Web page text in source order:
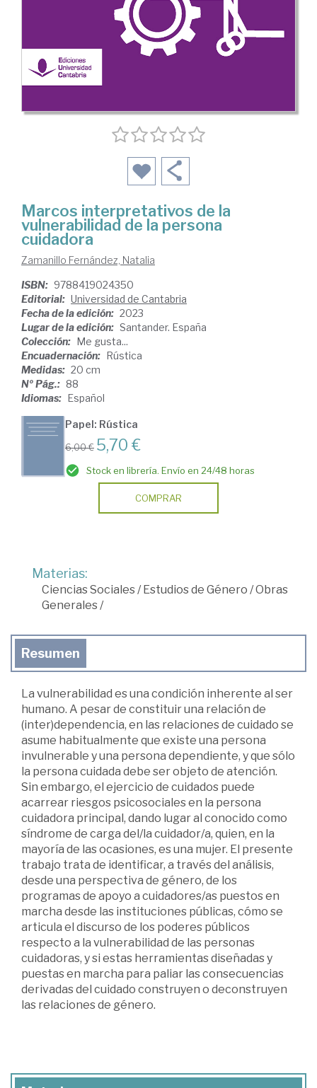
Marcos interpretativos de la
vulnerabilidad de la persona
cuidadora
Zamanillo Fernández, Natalia
ISBN: 9788419024350
Editorial: Universidad de Cantabria
Fecha de la edición: 2023
Lugar de la edición: Santander. España
Colección: Me gusta...
Encuadernación: Rústica
Medidas: 20 cm
Nº Pág.: 88
Idiomas: Español
Papel: Rústica
6,00 € 5,70 €
Stock en librería. Envío en 24/48 horas
COMPRAR
Materias:
Ciencias Sociales/Estudios de Género /Obras
Generales/
Resumen
La vulnerabilidad es una condición inherente al ser
humano. A pesar de constituir una relación de
(inter)dependencia, en las relaciones de cuidado se
asume habitualmente que existe una persona
invulnerable y una persona dependiente, y que sólo
la persona cuidada debe ser objeto de atención.
Sin embargo, el ejercicio de cuidados puede
acarrear riesgos psicosociales en la persona
cuidadora principal, dando lugar al conocido como
síndrome de carga del/la cuidador/a, quien, en la
mayoría de las ocasiones, es una mujer. El presente
trabajo trata de identificar, a través del análisis,
desde una perspectiva de género, de los
programas de apoyo a cuidadores/as puestos en
marcha desde las instituciones públicas, cómo se
articula el discurso de los poderes públicos
respecto a la vulnerabilidad de las personas
cuidadoras, y si estas herramientas diseñadas y
puestas en marcha para paliar las consecuencias
derivadas del cuidado construyen o deconstruyen
las relaciones de género.